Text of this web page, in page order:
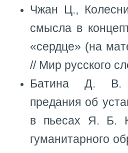
Чжан Ц.,
смысла в
«сердце» (на
// Мир русского
Батина Д. В.
предания об
в пьесах Я. Б.
гуманитарного